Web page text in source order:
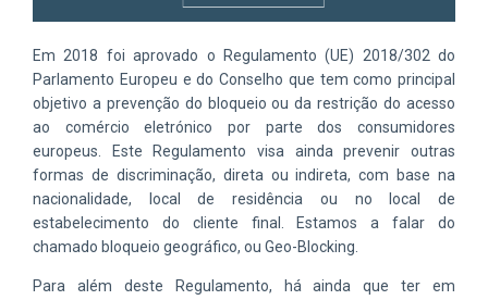
Em 2018 foi aprovado o Regulamento (UE) 2018/302 do
Parlamento Europeu e do Conselho que tem como principal
objetivo aprevenção do bloqueio oudarestrição do acesso
ao comércioeletrónico por parte dos consumidores
europeus.
Este Regulamento visa ainda prevenir outras
formas de discriminação, direta ou indireta, com base na
nacionalidade,
local de residência ou no local de
estabelecimento do cliente final. Estamos a falar do
chamado bloqueio geográfico, ou Geo-Blocking.
Para além deste Regulamento, há aindaque ter em